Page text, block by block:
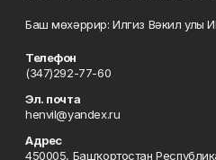
Баш мөхәррир: Илгиз Вәкил улы
Телефон
(347)292-77-60
Эл. почта
henvil@yandex.ru
Адрес
450005, Башҡортостан